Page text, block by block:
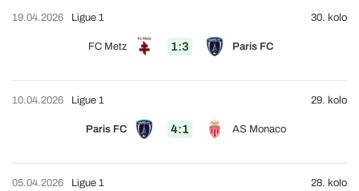
19.04.2026
FC Metz 1:3 Paris FC
Ligue 1 30. kolo
10.04.2026
Paris FC 4:1 AS Monaco
Ligue 1 29. kolo
05.04.2026 Ligue 1 28. kolo